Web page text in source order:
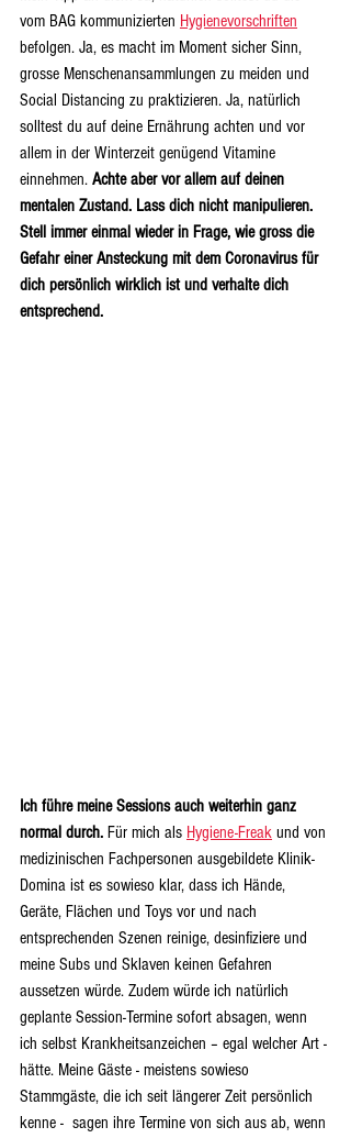
vom BAG kommunizierten Hygienevorschriften
befolgen. Ja, es macht im Moment sicher Sinn,
grosse Menschenansammlungen zu meiden und
Social Distancing zu praktizieren. Ja, natürlich
solltest du auf deine Ernährung achten und vor
allem in der Winterzeit genügend Vitamine
einnehmen. Achte aber vor allem auf deinen
mentalen Zustand. Lass dich nicht manipulieren.
Stell immer einmal wieder in Frage, wie gross die
Gefahr einer Ansteckung mit dem Coronavirus für
dich persönlich wirklich ist und verhalte dich
entsprechend.
Ich führe meine Sessions auch weiterhin ganz
normal durch. Für mich als Hygiene-Freak und von
medizinischen Fachpersonen ausgebildete Klinik-
Domina ist es sowieso klar, dass ich Hände,
Geräte, Flächen und Toys vor und nach
entsprechenden Szenen reinige, desinfiziere und
meine Subs und Sklaven keinen Gefahren
aussetzen würde. Zudem würde ich natürlich
geplante Session-Termine sofort absagen, wenn
ich selbst Krankheitsanzeichen – egal welcher Art -
hätte. Meine Gäste - meistens sowieso
Stammgäste, die ich seit längerer Zeit persönlich
kenne -  sagen ihre Termine von sich aus ab, wenn